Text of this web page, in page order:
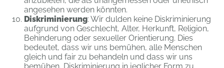
angesehen werden könnten.
Diskriminierung: Wir dulden keine Diskriminierung
aufgrund von Geschlecht, Alter, Herkunft, Religion,
Behinderung oder sexueller Orientierung. Dies
bedeutet, dass wir uns bemühen, alle Menschen
gleich und fair zu behandeln und dass wir uns